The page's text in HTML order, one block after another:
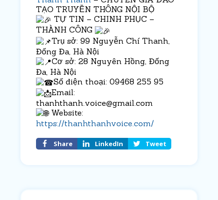
TẠO TRUYỀN THÔNG NỘI BỘ
TỰ TIN – CHINH PHỤC –
THÀNH CÔNG
Trụ sở: 99 Nguyễn Chí Thanh,
Đống Đa, Hà Nội
Cơ sở: 28 Nguyên Hồng, Đống
Đa, Hà Nội
Số điện thoại: 09468 255 95
Email:
thanhthanh.voice@gmail.com
Website:
https://thanhthanhvoice.com/
Share LinkedIn Tweet